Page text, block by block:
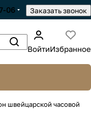
06 Заказать звонок
ВойтиИзбранное
швейцарской часовой